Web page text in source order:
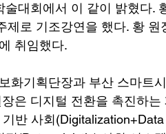
대회에서 이 같이 밝혔다.
제로 기조강연을 했다. 황
취임했다.
화기획단장과 부산 스마트
은 디지털 전환을 촉진하
반 사회